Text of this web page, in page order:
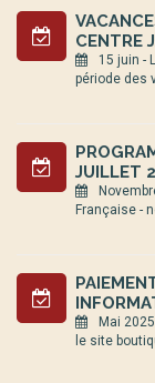
CENTRE
15 juin -
période des
JUILLET
Française -
Mai
le site